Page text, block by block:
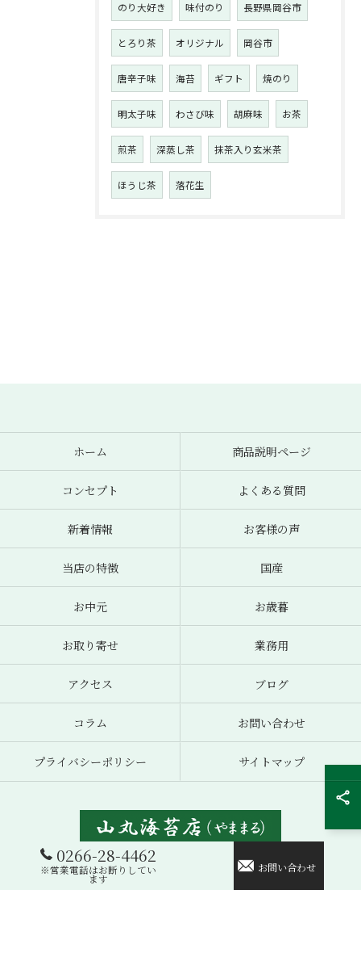
のり大好き 味付のり 長野県岡谷市
とろり茶 オリジナル 岡谷市
唐辛子味 海苔 ギフト 焼のり
明太子味 わさび味 胡麻味 お茶
煎茶 深蒸し茶 抹茶入り玄米茶
ほうじ茶 落花生
0266-28-4462
※営業電話はお断りしてい
ます
お問い合わせ
ホーム 商品説明ページ
コンセプト よくある質問
新着情報 お客様の声
当店の特徴 国産
お中元 お歳暮
お取り寄せ 業務用
アクセス ブログ
コラム お問い合わせ
プライバシーポリシー サイトマップ
© 2026 海苔のギフトなら山丸海苔店 ALL RIGHTS RESERVED.
お問い合わせはこちら